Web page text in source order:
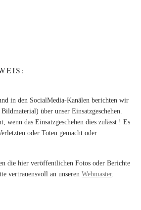
in den SocialMedia-Kanälen berichten wir
über unser Einsatzgeschehen.
wenn das Einsatzgeschehen dies zulässt ! Es
oder Toten gemacht oder
die hier veröffentlichen Fotos oder Berichte
vertrauensvoll an unseren Webmaster.